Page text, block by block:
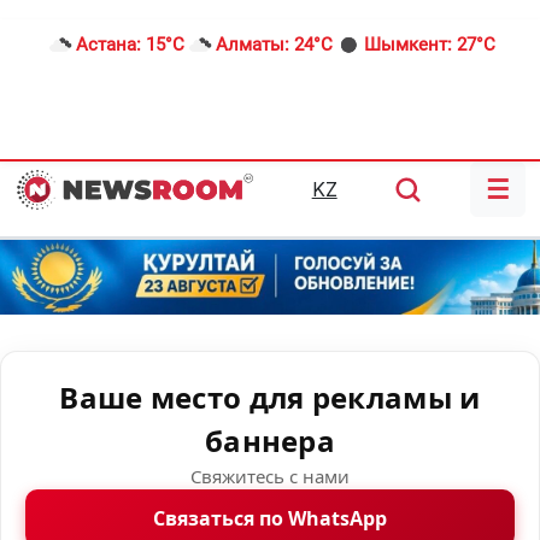
Астана: 15°C Алматы: 24°C Шымкент: 27°C
KZ ☰
Ваше место для рекламы и
баннера
Свяжитесь с нами
Связаться по WhatsApp